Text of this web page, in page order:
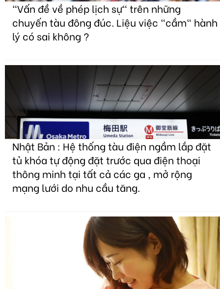
"Vấn đề về phép lịch sự" trên những
chuyến tàu đông đúc. Liệu việc "cầm" hành
lý có sai không ?
Nhật Bản : Hệ thống tàu điện ngầm lắp đặt
tủ khóa tự động đặt trước qua điện thoại
thông minh tại tất cả các ga , mở rộng
mạng lưới do nhu cầu tăng.